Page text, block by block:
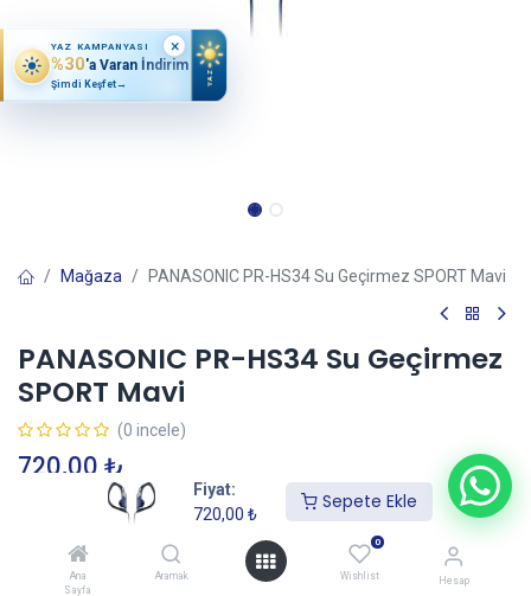
Fiyat:
720,00 ₺
Sepete Ekle
Ana
Sayfa
Aramak
0
Wishlist Hesap
Mağaza PANASONIC PR-HS34 Su Geçirmez SPORT Mavi
PANASONIC PR-HS34 Su Geçirmez
SPORT Mavi
(0 incele)
720,00 ₺
Sepete Ekle
YAZ KAMPANYASI
%30'a Varan İndirim
Şimdi Keşfet→ YAZ
×